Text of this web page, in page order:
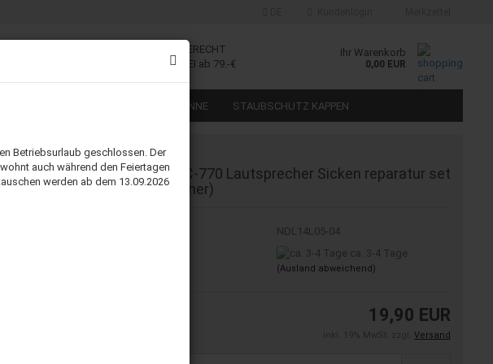
Betriebsurlaub geschlossen. Der
auch während den Feiertagen
werden ab dem 13.09.2026
30 TAGE RÜCKGABERECHT
VERSANDKOSTENFREI ab 79.-€
Ihr Warenkorb
0,00 EUR
SPINNE STAUBSCHUTZ KAPPEN
Onkyo SC-770 Lautsprecher Sicken reparatur set
(Mitteltöner)
NDL14L05-04
ca. 3-4 Tage
(Ausland abweichend)
19,90 EUR
Versand